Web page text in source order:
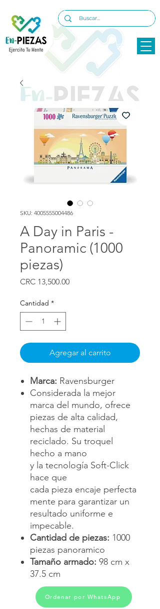
SKU: 4005555004486
A Day in Paris -
Panoramic (1000
piezas)
CRC 13,500.00Precio
Cantidad *
Agregar al carrito
Marca: Ravensburger
Considerada la mejor
marca del mundo, ofrece
piezas de alta calidad,
hechas de material
reciclado. Su troquel
hecho a mano
y la tecnología Soft-Click
hace que
cada pieza encaje perfecta
mente para garantizar un
resultado uniforme e
impecable.
Cantidad de piezas: 1000
piezas panoramico
Tamaño armado: 98 cm x
37.5 cm
Ordenar por WhatsApp